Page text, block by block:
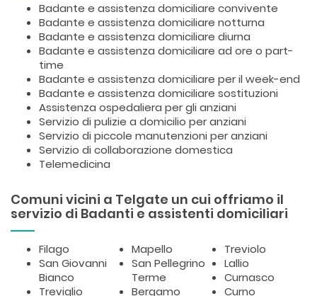
Badante e assistenza domiciliare convivente
Badante e assistenza domiciliare notturna
Badante e assistenza domiciliare diurna
Badante e assistenza domiciliare ad ore o part-
time
Badante e assistenza domiciliare per il week-end
Badante e assistenza domiciliare sostituzioni
Assistenza ospedaliera per gli anziani
Servizio di pulizie a domicilio per anziani
Servizio di piccole manutenzioni per anziani
Servizio di collaborazione domestica
Telemedicina
Comuni vicini a Telgate un cui offriamo il
servizio di Badanti e assistenti domiciliari
Filago
San Giovanni
Bianco
Treviglio
Mapello
San Pellegrino
Terme
Bergamo
Treviolo
Lallio
Curnasco
Curno